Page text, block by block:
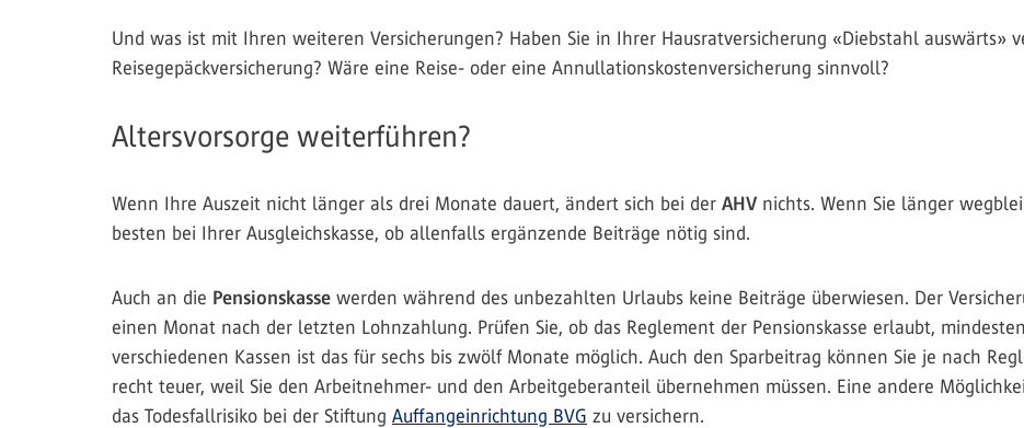
Und was ist mit Ihren weiteren Versicherungen? Haben Sie in Ihrer Hausratversicherung «Diebstahl auswärts»
Reisegepäckversicherung? Wäre eine Reise- oder eine Annullationskostenversicherung sinnvoll?
Altersvorsorge weiterführen?
Wenn Ihre Auszeit nicht länger als drei Monate dauert, ändert sich bei der AHV nichts. Wenn Sie länger
besten bei Ihrer Ausgleichskasse, ob allenfalls ergänzende Beiträge nötig sind.
Auch an die Pensionskasse werden während des unbezahlten Urlaubs keine Beiträge überwiesen. Der
einen Monat nach der letzten Lohnzahlung. Prüfen Sie, ob das Reglement der Pensionskasse erlaubt,
verschiedenen Kassen ist das für sechs bis zwölf Monate möglich. Auch den Sparbeitrag können Sie je nach
recht teuer, weil Sie den Arbeitnehmer- und den Arbeitgeberanteil übernehmen müssen. Eine andere
das Todesfallrisiko bei der Stiftung Auffangeinrichtung BVG zu versichern.